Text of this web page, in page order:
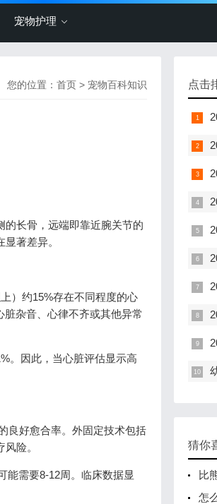
宠物护理
您的位置： 首页 > 宠物百科知识
的长骨，远端即靠近腕关节的
著差异。
）约15%存在不同程度的心
杂音、心律不齐或其他异常
。因此，当心脏评估显示高
良好愈合率。外固定技术包括
险。
能需要8-12周。临床数据显
点击
猜你
比
怎